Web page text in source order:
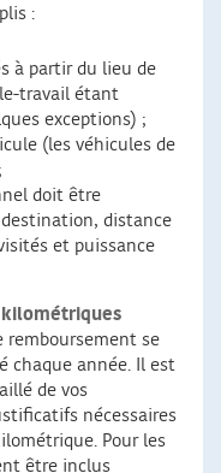
:
à partir du lieu de
travail étant
exceptions) ;
(les véhicules de
doit être
distance
et puissance
kilométriques
remboursement se
chaque année. Il est
de vos
nécessaires
Pour les
être inclus